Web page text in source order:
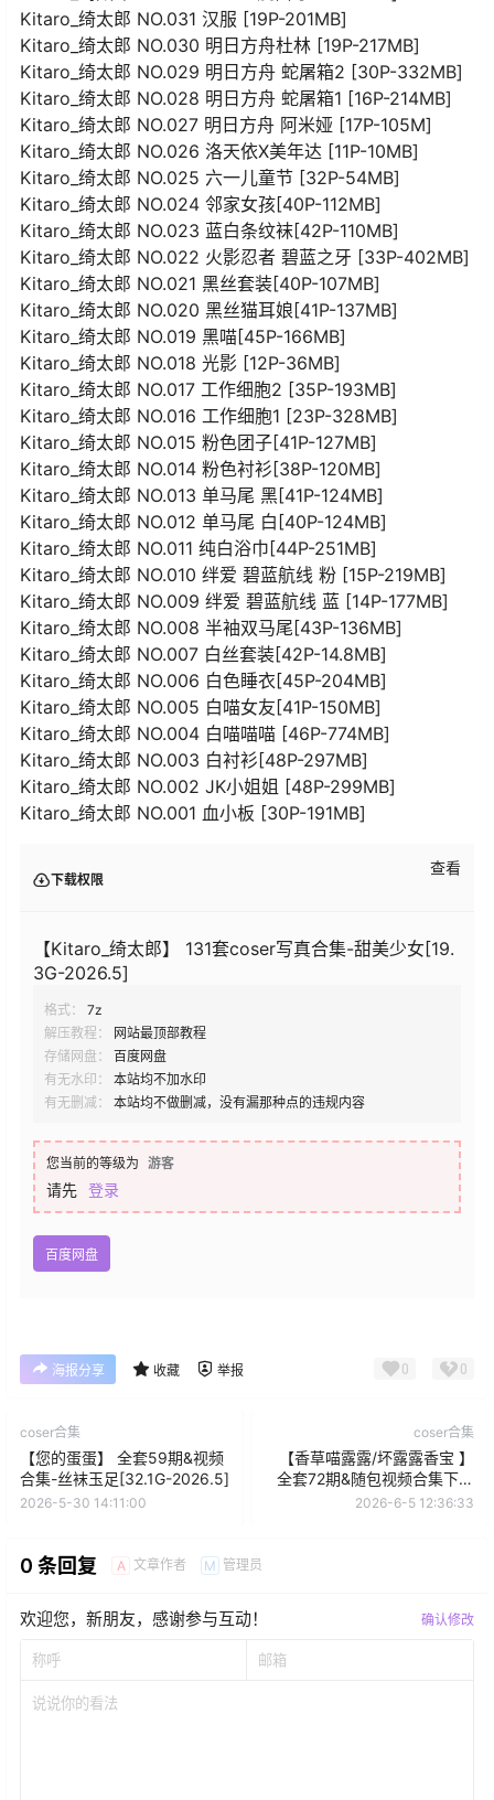
Kitaro_绮太郎 NO.031 汉服 [19P-201MB]
Kitaro_绮太郎 NO.030 明日方舟杜林 [19P-217MB]
Kitaro_绮太郎 NO.029 明日方舟 蛇屠箱2 [30P-332MB]
Kitaro_绮太郎 NO.028 明日方舟 蛇屠箱1 [16P-214MB]
Kitaro_绮太郎 NO.027 明日方舟 阿米娅 [17P-105M]
Kitaro_绮太郎 NO.026 洛天依X美年达 [11P-10MB]
Kitaro_绮太郎 NO.025 六一儿童节 [32P-54MB]
Kitaro_绮太郎 NO.024 邻家女孩[40P-112MB]
Kitaro_绮太郎 NO.023 蓝白条纹袜[42P-110MB]
Kitaro_绮太郎 NO.022 火影忍者 碧蓝之牙 [33P-402MB]
Kitaro_绮太郎 NO.021 黑丝套装[40P-107MB]
Kitaro_绮太郎 NO.020 黑丝猫耳娘[41P-137MB]
Kitaro_绮太郎 NO.019 黑喵[45P-166MB]
Kitaro_绮太郎 NO.018 光影 [12P-36MB]
Kitaro_绮太郎 NO.017 工作细胞2 [35P-193MB]
Kitaro_绮太郎 NO.016 工作细胞1 [23P-328MB]
Kitaro_绮太郎 NO.015 粉色团子[41P-127MB]
Kitaro_绮太郎 NO.014 粉色衬衫[38P-120MB]
Kitaro_绮太郎 NO.013 单马尾 黑[41P-124MB]
Kitaro_绮太郎 NO.012 单马尾 白[40P-124MB]
Kitaro_绮太郎 NO.011 纯白浴巾[44P-251MB]
Kitaro_绮太郎 NO.010 绊爱 碧蓝航线 粉 [15P-219MB]
Kitaro_绮太郎 NO.009 绊爱 碧蓝航线 蓝 [14P-177MB]
Kitaro_绮太郎 NO.008 半袖双马尾[43P-136MB]
Kitaro_绮太郎 NO.007 白丝套装[42P-14.8MB]
Kitaro_绮太郎 NO.006 白色睡衣[45P-204MB]
Kitaro_绮太郎 NO.005 白喵女友[41P-150MB]
Kitaro_绮太郎 NO.004 白喵喵喵 [46P-774MB]
Kitaro_绮太郎 NO.003 白衬衫[48P-297MB]
Kitaro_绮太郎 NO.002 JK小姐姐 [48P-299MB]
Kitaro_绮太郎 NO.001 血小板 [30P-191MB]
下载权限
查看
【Kitaro_绮太郎】 131套coser写真合集-甜美少女[19.
3G-2026.5]
格式：
7z
解压教程：
网站最顶部教程
存储网盘：
百度网盘
有无水印：
本站均不加水印
有无删减：
本站均不做删减，没有漏那种点的违规内容
您当前的等级为 游客
请先 登录
百度网盘
海报分享 收藏 举报 0 0
coser合集
【您的蛋蛋】 全套59期&视频
合集-丝袜玉足[32.1G-2026.5]
2026-5-30 14:11:00
coser合集
【香草喵露露/坏露露香宝 】
全套72期&随包视频合集下载
黑丝御姐
2026-6-5 12:36:33
0 条回复 A 文章作者 M 管理员
欢迎您，新朋友，感谢参与互动！ 确认修改